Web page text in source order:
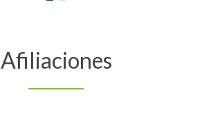
Afiliaciones